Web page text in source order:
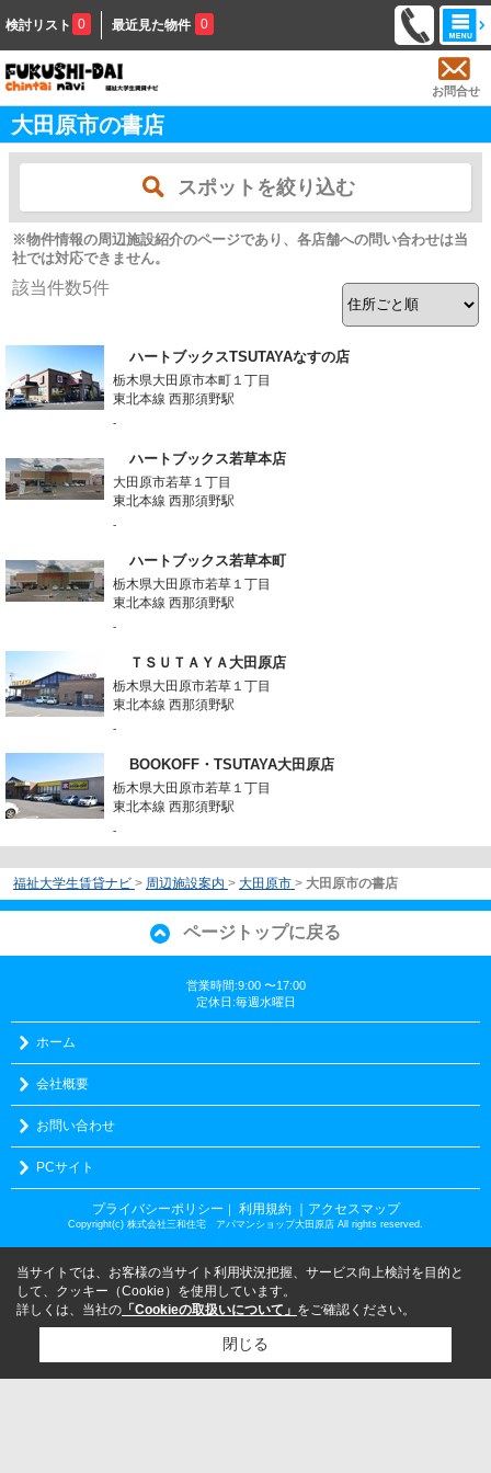
検討リスト 0 最近見た物件 0
お問合せ
大田原市の書店
スポットを絞り込む
※物件情報の周辺施設紹介のページであり、各店舗への問い合わせは当
社では対応できません。
該当件数5件
ハートブックスTSUTAYAなすの店
栃木県大田原市本町１丁目
東北本線 西那須野駅
-
ハートブックス若草本店
大田原市若草１丁目
東北本線 西那須野駅
-
ハートブックス若草本町
栃木県大田原市若草１丁目
東北本線 西那須野駅
-
ＴＳＵＴＡＹＡ大田原店
栃木県大田原市若草１丁目
東北本線 西那須野駅
-
BOOKOFF・TSUTAYA大田原店
栃木県大田原市若草１丁目
東北本線 西那須野駅
-
福祉大学生賃貸ナビ > 周辺施設案内 > 大田原市 > 大田原市の書店
ページトップに戻る
営業時間:9:00 〜17:00
定休日:毎週水曜日
ホーム
会社概要
お問い合わせ
PCサイト
プライバシーポリシー ｜ 利用規約 ｜アクセスマップ
Copyright(c) 株式会社三和住宅 アパマンショップ大田原店 All rights reserved.
当サイトでは、お客様の当サイト利用状況把握、サービス向上検討を目的と
して、クッキー（Cookie）を使用しています。
詳しくは、当社の 「Cookieの取扱いについて」 をご確認ください。
閉じる